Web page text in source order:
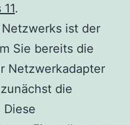
.
ist der
Sie bereits die
Netzwerkadapter
die